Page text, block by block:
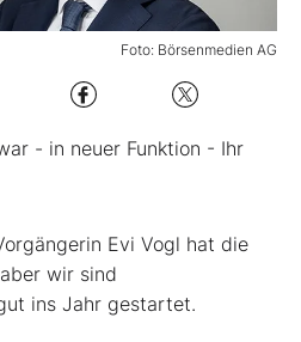
Foto: Börsenmedien AG
- in neuer Funktion - Ihr
Evi Vogl hat die
wir sind
ins Jahr gestartet.